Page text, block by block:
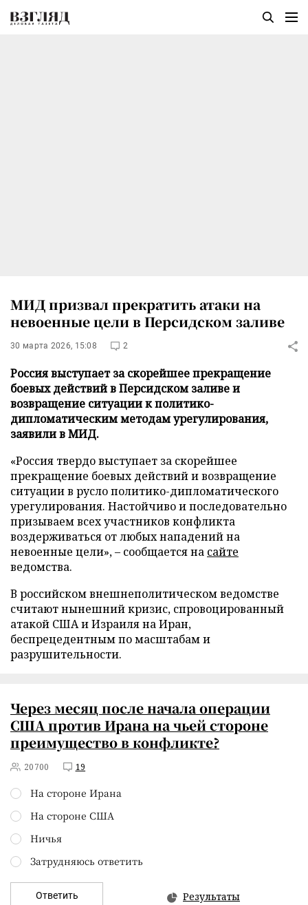
МИД призвал прекратить атаки на
невоенные цели в Персидском заливе
30 марта 2026, 15:08 2
Россия выступает за скорейшее прекращение
боевых действий в Персидском заливе и
возвращение ситуации к политико-
дипломатическим методам урегулирования,
заявили в МИД.
«Россия твердо выступает за скорейшее
прекращение боевых действий и возвращение
ситуации в русло политико-дипломатического
урегулирования. Настойчиво и последовательно
призываем всех участников конфликта
воздерживаться от любых нападений на
невоенные цели», – сообщается на сайте
ведомства.
В российском внешнеполитическом ведомстве
считают нынешний кризис, спровоцированный
атакой США и Израиля на Иран,
беспрецедентным по масштабам и
разрушительности.
Через месяц после начала операции
США против Ирана на чьей стороне
преимущество в конфликте?
20700 19
На стороне Ирана
На стороне США
Ничья
Затрудняюсь ответить
Ответить Результаты